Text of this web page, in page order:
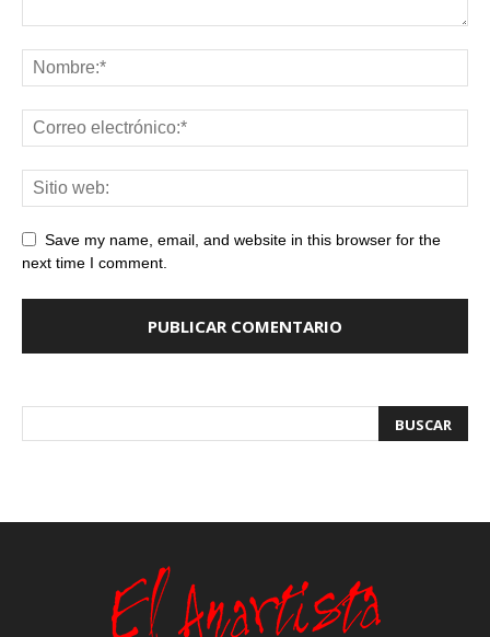
Save my name, email, and website in this browser for the
next time I comment.